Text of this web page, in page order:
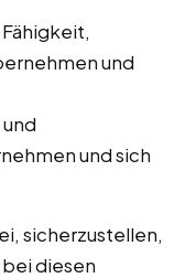
und
und sich
sicherzustellen,
diesen